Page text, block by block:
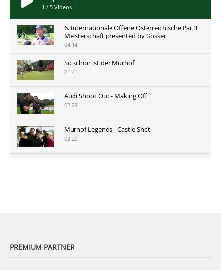
1 / 5 Videos
6. Internationale Offene Österreichische Par 3
Meisterschaft presented by Gösser
04:14
So schön ist der Murhof
01:41
Audi Shoot Out - Making Off
02:28
Murhof Legends - Castle Shot
02:20
PREMIUM PARTNER